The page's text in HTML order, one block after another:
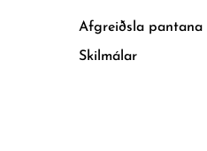
Afgreiðsla pantana
Skilmálar